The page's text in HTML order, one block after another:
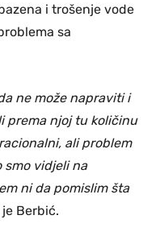
i trošenje vode
sa
ne može napraviti i
prema njoj tu količinu
ali problem
smo vidjeli na
ni da pomislim šta
Berbić.